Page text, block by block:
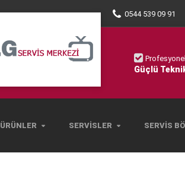
0544 539 09 91
ÜRÜNLER SERVISLER SERVIS
Güçlü